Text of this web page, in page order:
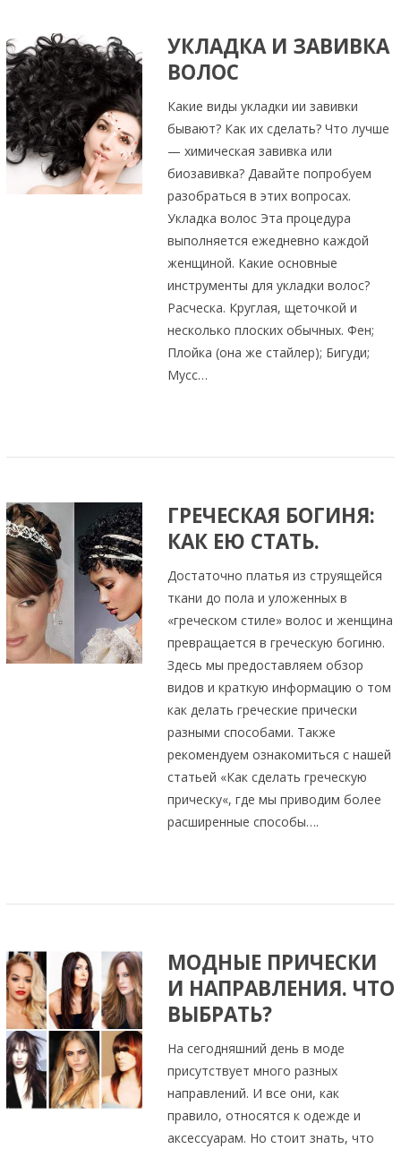
УКЛАДКА И ЗАВИВКА
ВОЛОС
Какие виды укладки ии завивки
бывают? Как их сделать? Что лучше
— химическая завивка или
биозавивка? Давайте попробуем
разобраться в этих вопросах.
Укладка волос Эта процедура
выполняется ежедневно каждой
женщиной. Какие основные
инструменты для укладки волос?
Расческа. Круглая, щеточкой и
несколько плоских обычных. Фен;
Плойка (она же стайлер); Бигуди;
Мусс…
ГРЕЧЕСКАЯ БОГИНЯ:
КАК ЕЮ СТАТЬ.
Достаточно платья из струящейся
ткани до пола и уложенных в
«греческом стиле» волос и женщина
превращается в греческую богиню.
Здесь мы предоставляем обзор
видов и краткую информацию о том
как делать греческие прически
разными способами. Также
рекомендуем ознакомиться с нашей
статьей «Как сделать греческую
прическу«, где мы приводим более
расширенные способы….
МОДНЫЕ ПРИЧЕСКИ
И НАПРАВЛЕНИЯ. ЧТО
ВЫБРАТЬ?
На сегодняшний день в моде
присутствует много разных
направлений. И все они, как
правило, относятся к одежде и
аксессуарам. Но стоит знать, что